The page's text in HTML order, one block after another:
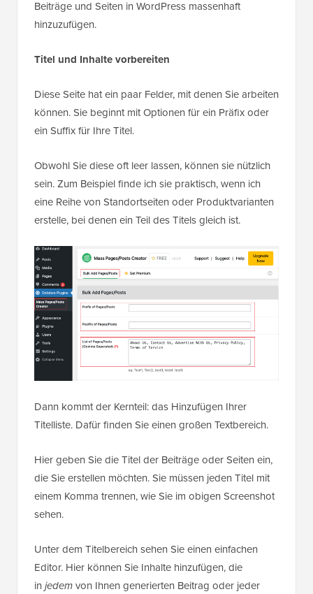
Beiträge und Seiten in WordPress massenhaft
hinzuzufügen.
Titel und Inhalte vorbereiten
Diese Seite hat ein paar Felder, mit denen Sie arbeiten
können. Sie beginnt mit Optionen für ein Präfix oder
ein Suffix für Ihre Titel.
Obwohl Sie diese oft leer lassen, können sie nützlich
sein. Zum Beispiel finde ich sie praktisch, wenn ich
eine Reihe von Standortseiten oder Produktvarianten
erstelle, bei denen ein Teil des Titels gleich ist.
Dann kommt der Kernteil: das Hinzufügen Ihrer
Titelliste. Dafür finden Sie einen großen Textbereich.
Hier geben Sie die Titel der Beiträge oder Seiten ein,
die Sie erstellen möchten. Sie müssen jeden Titel mit
einem Komma trennen, wie Sie im obigen Screenshot
sehen.
Unter dem Titelbereich sehen Sie einen einfachen
Editor. Hier können Sie Inhalte hinzufügen, die
in jedemvon Ihnen generierten Beitrag oder jeder